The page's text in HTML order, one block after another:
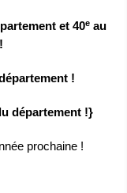
et 40e au
!
département !}
prochaine !